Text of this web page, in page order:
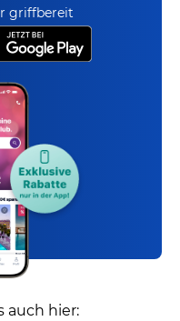
griffbereit
auch hier: